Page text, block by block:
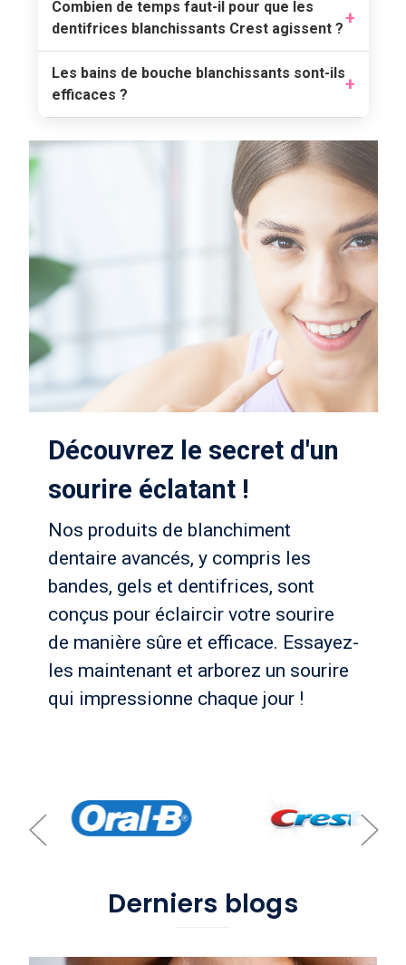
Combien de temps faut-il pour que les
dentifrices blanchissants Crest agissent ?
Les bains de bouche blanchissants sont-ils
efficaces ?
Découvrez le secret d'un
sourire éclatant !
Nos produits de blanchiment
dentaire avancés, y compris les
bandes, gels et dentifrices, sont
conçus pour éclaircir votre sourire
de manière sûre et efficace. Essayez-
les maintenant et arborez un sourire
qui impressionne chaque jour !
Derniers blogs